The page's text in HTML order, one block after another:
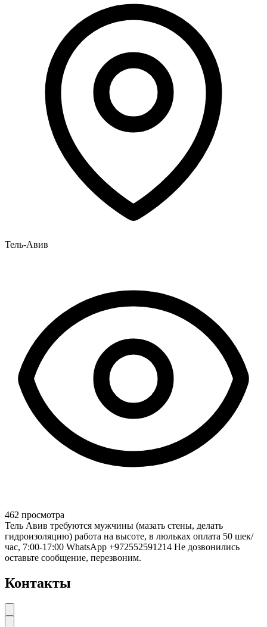
Тель-Авив
462 просмотра
Тель Авив требуются мужчины (мазать стены, делать
гидроизоляцию) работа на высоте, в люльках оплата 50 шек/
час, 7:00-17:00 WhatsApp +972552591214 Не дозвонились
оставьте сообщение, перезвоним.
Контакты